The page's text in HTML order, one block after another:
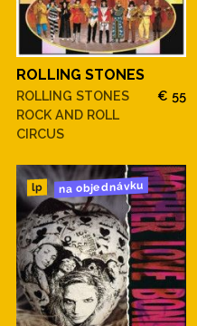
ROLLING STONES
ROLLING STONES
ROCK AND ROLL
CIRCUS
€ 55
lp na objednávku